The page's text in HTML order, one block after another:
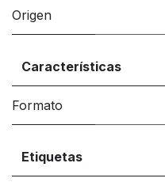
Origen
Características
Formato
Etiquetas